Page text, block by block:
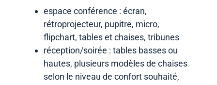
espace conférence : écran,
rétroprojecteur, pupitre, micro,
flipchart, tables et chaises, tribunes
réception/soirée : tables basses ou
hautes, plusieurs modèles de chaises
selon le niveau de confort souhaité,